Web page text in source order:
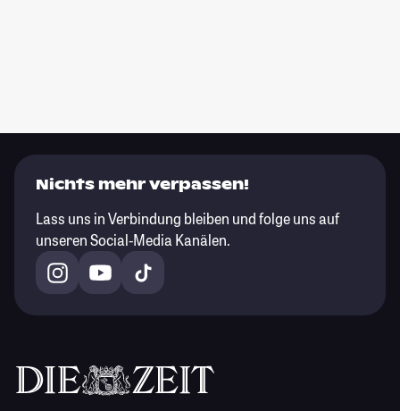
Nichts mehr verpassen!
Lass uns in Verbindung bleiben und folge uns auf
unseren Social-Media Kanälen.